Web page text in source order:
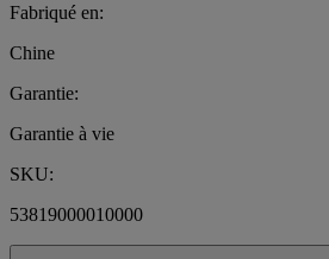
Fabriqué en:
Chine
Garantie:
Garantie à vie
SKU:
53819000010000